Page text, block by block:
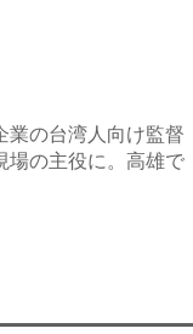
業の台湾人向け監督
場の主役に。高雄で